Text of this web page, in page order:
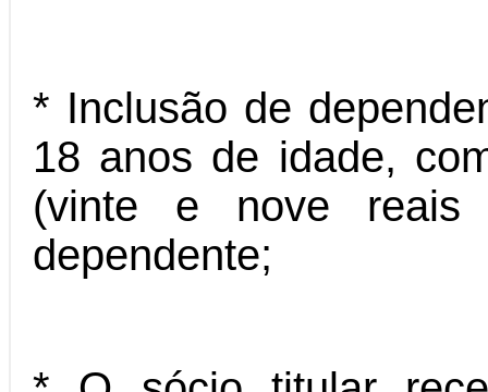
* Inclusão de
18 anos de idade,
(vinte e nove reais
dependente;